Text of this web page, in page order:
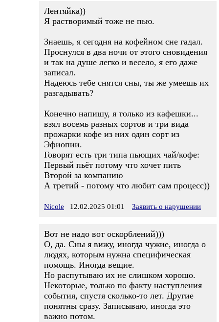
Лентяйка))
Я растворимый тоже не пью.
Знаешь, я сегодня на кофейном сне гадал.
Проснулся в два ночи от этого сновидения
и так на душе легко и весело, я его даже
записал.
Надеюсь тебе снятся сны, ты же умеешь их
разгадывать?
Конечно напишу, я только из кафешки...
взял восемь разных сортов и три вида
прожарки кофе из них один сорт из
Эфиопии.
Говорят есть три типа пьющих чай/кофе:
Первый пьёт потому что хочет пить
Второй за компанию
А третий - потому что любит сам процесс))
Nicole 12.02.2025 01:01 Заявить о нарушении
Вот не надо вот оскорблений)))
О, да. Сны я вижу, иногда чужие, иногда о
людях, которым нужна специфическая
помощь. Иногда вещие.
Но распутываю их не слишком хорошо.
Некоторые, только по факту наступления
события, спустя сколько-то лет. Другие
понятны сразу. Записываю, иногда это
важно потом.